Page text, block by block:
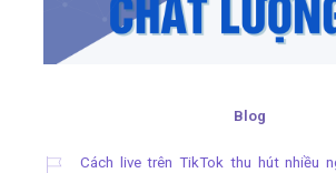
Blog
Cách live trên TikTok thu hút nhiều